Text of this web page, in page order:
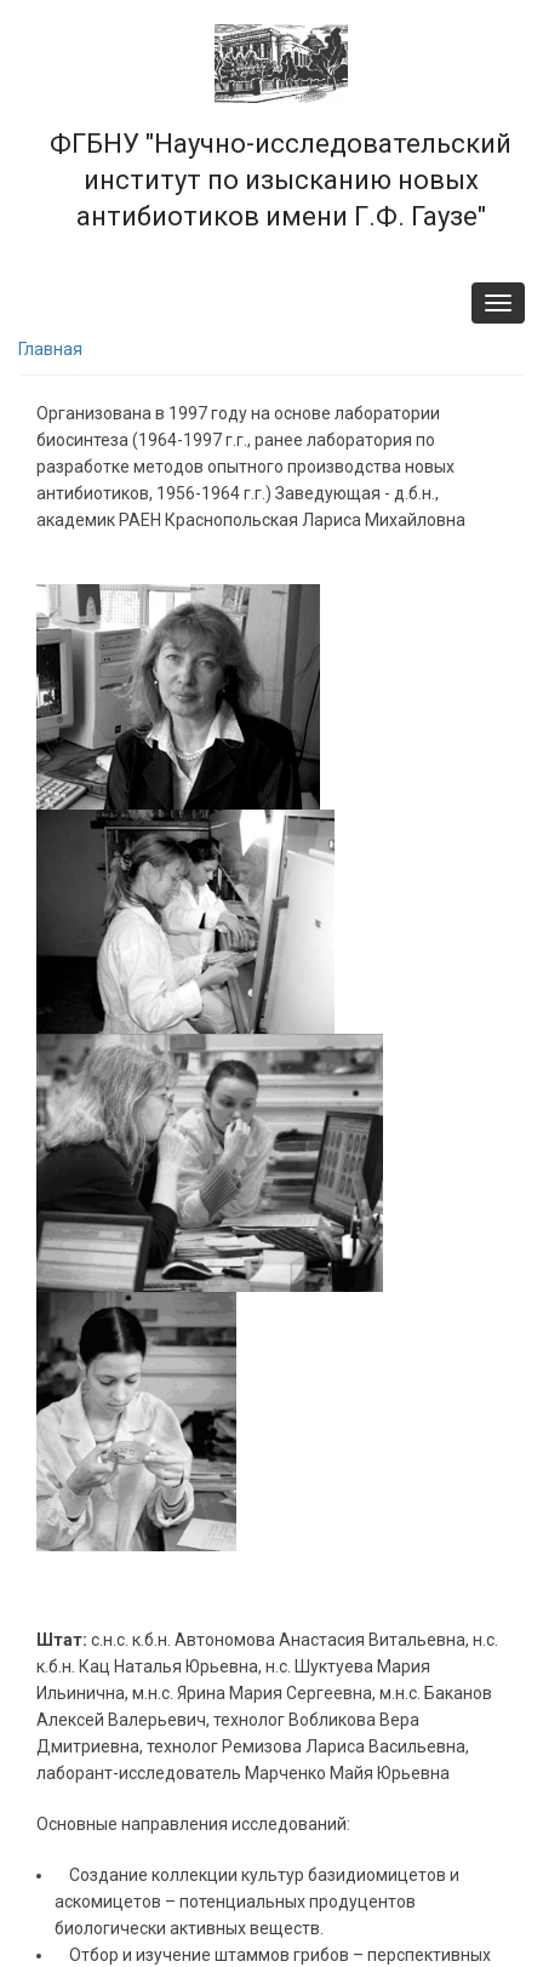
ФГБНУ "Научно-исследовательский
институт по изысканию новых
антибиотиков имени Г.Ф. Гаузе"
Главная
Организована в 1997 году на основе лаборатории
биосинтеза (1964-1997 г.г., ранее лаборатория по
разработке методов опытного производства новых
антибиотиков, 1956-1964 г.г.) Заведующая - д.б.н.,
академик РАЕН Краснопольская Лариса Михайловна
Штат: с.н.с. к.б.н. Автономова Анастасия Витальевна, н.с.
к.б.н. Кац Наталья Юрьевна, н.с. Шуктуева Мария
Ильинична, м.н.с. Ярина Мария Сергеевна, м.н.с. Баканов
Алексей Валерьевич, технолог Вобликова Вера
Дмитриевна, технолог Ремизова Лариса Васильевна,
лаборант-исследователь Марченко Майя Юрьевна
Основные направления исследований:
Создание коллекции культур базидиомицетов и
аскомицетов – потенциальных продуцентов
биологически активных веществ.
Отбор и изучение штаммов грибов – перспективных